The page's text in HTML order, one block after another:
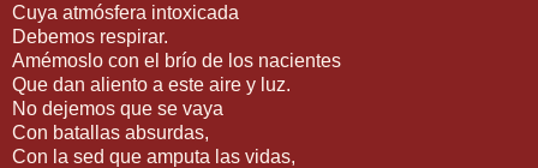
Cuya atmósfera intoxicada
Debemos respirar.
Amémoslo con el brío de los nacientes
Que dan aliento a este aire y luz.
No dejemos que se vaya
Con batallas absurdas,
Con la sed que amputa las vidas,